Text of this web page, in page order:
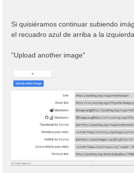
Si quisiéramos continuar subiendo
el recuadro azul de arriba a la izquierda
"Upload another image"